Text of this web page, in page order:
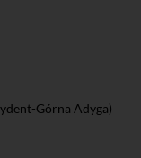
Górna Adyga)